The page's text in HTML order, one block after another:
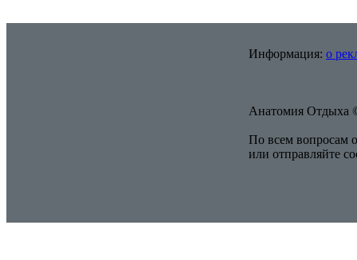
Информация: о
Анатомия Отдыха
По всем вопросам
или отправляйте